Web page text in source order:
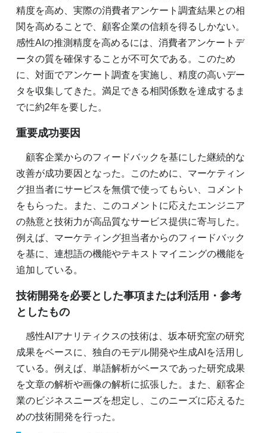
精度を高め、実際の消費者アンケート調査結果との相
関を高めることで、顧客企業の信頼を得るしかない。
感性AIの推測精度を高めるには、消費者アンケートデ
ータの質を確保することが不可欠である。このため
に、対面でアンケート調査を実施し、精度の高いデー
タを収集してきた。満足できる相関係数を達成するま
でに約2年を要した。
重要成功要因
顧客企業からのフィードバックを基にした継続的な
改善が成功要因となった。このために、マーケティン
グ担当者にサービスを無償で使ってもらい、コメント
をもらった。また、このコメントに応えたエンジニア
の熱意と技術力が高品質なサービス提供に寄与した。
例えば、マーケティング担当者からのフィードバック
を基に、連想語の機能やテキストマイニングの機能を
追加している。
技術開発を必要とした事項または利活用・参考
としたもの
感性AIアナリティクスの技術は、坂本研究室の研究
成果をベースに、独自のモデル開発や生成AIを活用し
ている。例えば、単語解析がベースであった研究成果
を文章の解析や画像の解析に拡張した。また、顧客企
業のビジネスニーズを想定し、このニーズに応えるた
めの技術開発を行った。